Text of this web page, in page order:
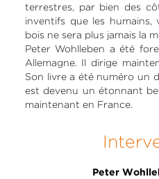
terrestres, par bien des
inventifs que les humains,
bois ne sera plus jamais la
Peter Wohlleben a été
Allemagne. Il dirige
Son livre a été numéro un
est devenu un étonnant
maintenant en France.
Peter